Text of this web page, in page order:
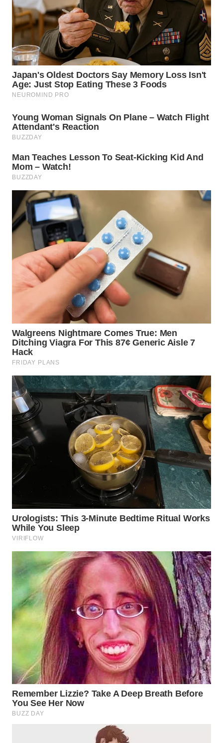
WN
TANJUNG
LESUNG
WN
KARO
SIMALUNGUN
WN
LABUHANBATU
WN
TAPANULI
TENGAH
WN DELI
SERDANG
WN
TEBING
TINGGI
WN
PAKPAK
WN
KARAWANG
WN
BEKASI
WN
BOGOR
WN
DEPOK
TAPANULI
UTARA
WN
SAMOSIR
WN
PADANG
LAWAS
WN
SUMEDANG
WN
CIANJUR
WN
KEPULAUAN